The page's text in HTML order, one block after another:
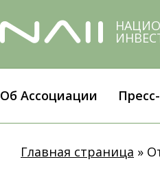
to
main
Об Ассоциации
Главная страница »